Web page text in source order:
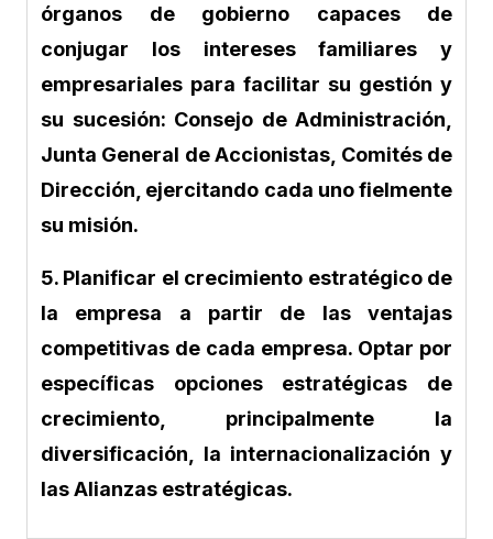
órganos de gobierno capaces de
conjugar los intereses familiares y
empresariales para facilitar su gestión y
su sucesión: Consejo de Administración,
Junta General de Accionistas, Comités de
Dirección, ejercitando cada uno fielmente
su misión.
5. Planificar el crecimiento estratégico de
la empresa a partir de las ventajas
competitivas de cada empresa. Optar por
específicas opciones estratégicas de
crecimiento, principalmente la
diversificación, la internacionalización y
las Alianzas estratégicas.